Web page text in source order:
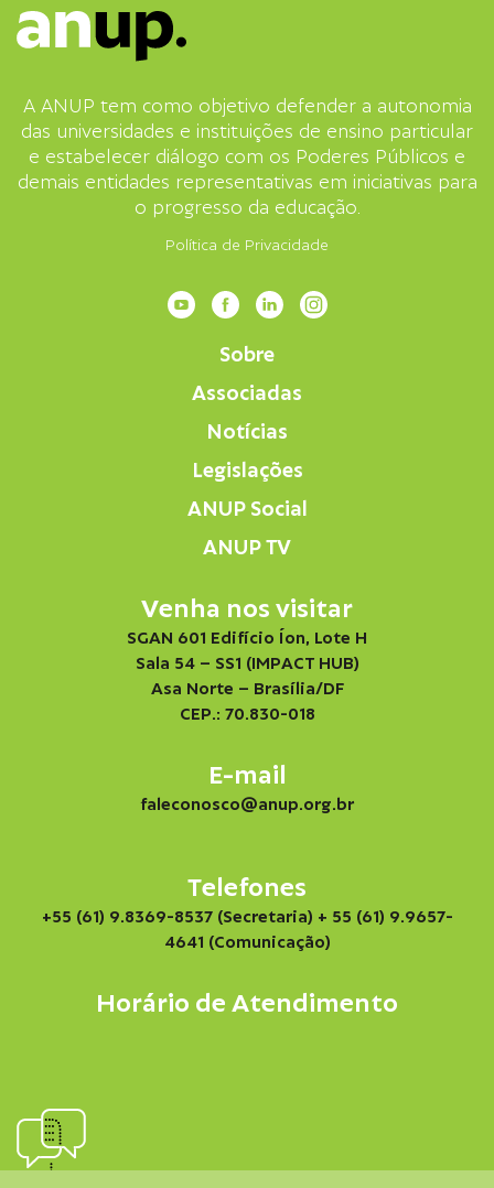
A ANUP tem como objetivo defender a autonomia
das universidades e instituições de ensino particular
e estabelecer diálogo com os Poderes Públicos e
demais entidades representativas em iniciativas para
o progresso da educação.
Política de Privacidade
Sobre
Associadas
Notícias
Legislações
ANUP Social
ANUP TV
Venha nos visitar
SGAN 601 Edifício Íon, Lote H
Sala 54 – SS1 (IMPACT HUB)
Asa Norte – Brasília/DF
CEP.: 70.830-018
E-mail
faleconosco@anup.org.br
Telefones
+55 (61) 9.8369-8537 (Secretaria) + 55 (61) 9.9657-
4641 (Comunicação)
Horário de Atendimento